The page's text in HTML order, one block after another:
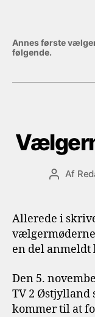
Annes første
følgende.
Af
Allerede i
en del anmeldt
Den 5.
TV 2 Østjylland
kommer til at